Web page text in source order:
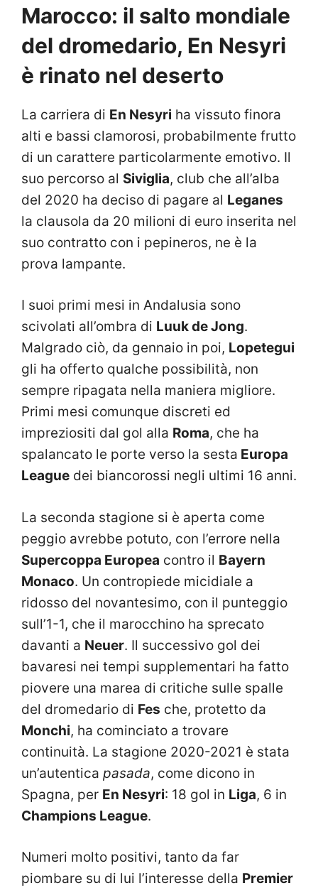
Marocco: il salto mondiale
del dromedario, En Nesyri
è rinato nel deserto
La carriera di En Nesyri ha vissuto finora
alti e bassi clamorosi, probabilmente frutto
di un carattere particolarmente emotivo. Il
suo percorso al Siviglia, club che all’alba
del 2020 ha deciso di pagare al Leganes
la clausola da 20 milioni di euro inserita nel
suo contratto con i pepineros, ne è la
prova lampante.
I suoi primi mesi in Andalusia sono
scivolati all’ombra di Luuk de Jong.
Malgrado ciò, da gennaio in poi, Lopetegui
gli ha offerto qualche possibilità, non
sempre ripagata nella maniera migliore.
Primi mesi comunque discreti ed
impreziositi dal gol alla Roma, che ha
spalancato le porte verso la sesta Europa
League dei biancorossi negli ultimi 16 anni.
La seconda stagione si è aperta come
peggio avrebbe potuto, con l’errore nella
Supercoppa Europea contro il Bayern
Monaco. Un contropiede micidiale a
ridosso del novantesimo, con il punteggio
sull’1-1, che il marocchino ha sprecato
davanti a Neuer. Il successivo gol dei
bavaresi nei tempi supplementari ha fatto
piovere una marea di critiche sulle spalle
del dromedario di Fes che, protetto da
Monchi, ha cominciato a trovare
continuità. La stagione 2020-2021 è stata
un’autentica pasada, come dicono in
Spagna, per En Nesyri: 18 gol in Liga, 6 in
Champions League.
Numeri molto positivi, tanto da far
piombare su di lui l’interesse della Premier